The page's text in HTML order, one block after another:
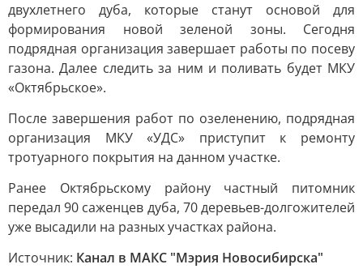
двухлетнего дуба, которые станут основой для
формирования новой зеленой зоны. Сегодня
подрядная организация завершает работы по посеву
газона. Далее следить за ним и поливать будет МКУ
«Октябрьское».
После завершения работ по озеленению, подрядная
организация МКУ «УДС» приступит к ремонту
тротуарного покрытия на данном участке.
Ранее Октябрьскому району частный питомник
передал 90 саженцев дуба, 70 деревьев-долгожителей
уже высадили на разных участках района.
Источник: Канал в МАКС "Мэрия Новосибирска"